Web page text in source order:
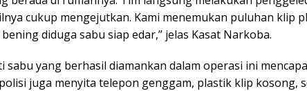
cukup mengejutkan. Kami menemukan puluhan klip
diduga sabu siap edar,” jelas Kasat Narkoba.
yang berhasil diamankan dalam operasi ini
juga menyita telepon genggam, plastik klip kosong,